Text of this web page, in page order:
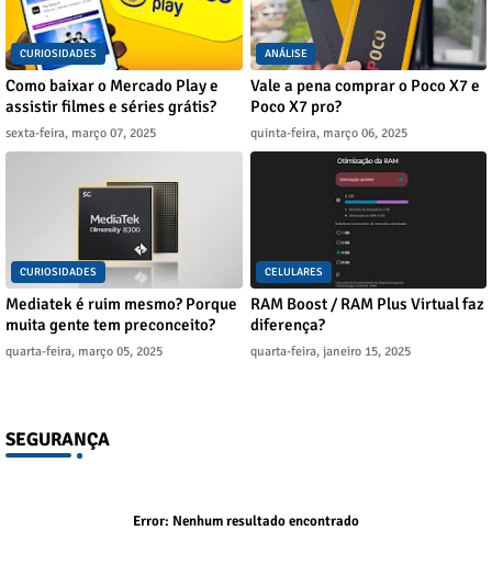
CURIOSIDADES
Como baixar o Mercado Play e
assistir filmes e séries grátis?
sexta-feira, março 07, 2025
ANÁLISE
Vale a pena comprar o Poco X7 e
Poco X7 pro?
quinta-feira, março 06, 2025
CURIOSIDADES
Mediatek é ruim mesmo? Porque
muita gente tem preconceito?
quarta-feira, março 05, 2025
CELULARES
RAM Boost / RAM Plus Virtual faz
diferença?
quarta-feira, janeiro 15, 2025
SEGURANÇA
Error: Nenhum resultado encontrado